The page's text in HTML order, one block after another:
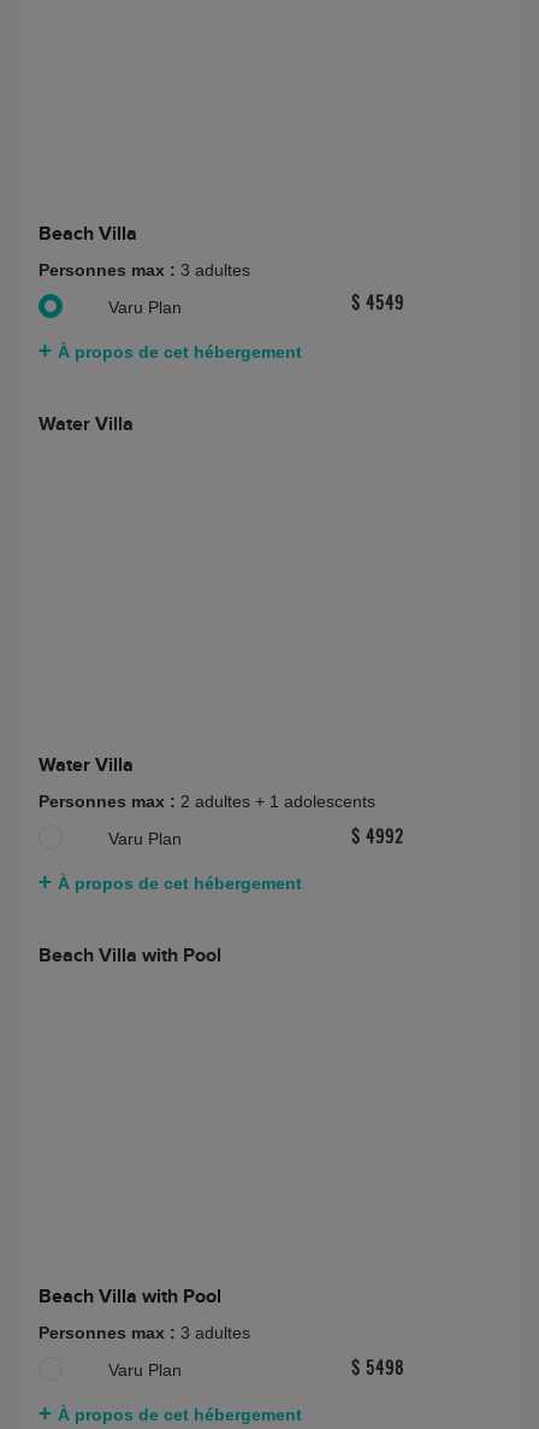
Beach Villa
Personnes max : 3 adultes
Varu Plan
$ 4549
À propos de cet hébergement
Water Villa
Water Villa
Personnes max : 2 adultes + 1 adolescents
Varu Plan
$ 4992
À propos de cet hébergement
Beach Villa with Pool
Beach Villa with Pool
Personnes max : 3 adultes
Varu Plan
$ 5498
À propos de cet hébergement